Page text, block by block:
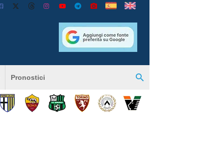
Pronostici